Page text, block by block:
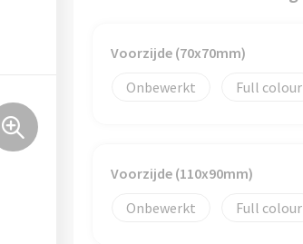
Voorzijde (70x70mm)
Onbewerkt
Full colour
Voorzijde (110x90mm)
Onbewerkt
Full colour